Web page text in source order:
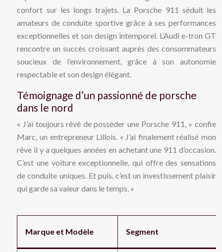
confort sur les longs trajets. La Porsche 911 séduit les
amateurs de conduite sportive grâce à ses performances
exceptionnelles et son design intemporel. L’Audi e-tron GT
rencontre un succès croissant auprès des consommateurs
soucieux de l’environnement, grâce à son autonomie
respectable et son design élégant.
Témoignage d’un passionné de porsche
dans le nord
« J’ai toujours rêvé de posséder une Porsche 911, » confie
Marc, un entrepreneur Lillois. « J’ai finalement réalisé mon
rêve il y a quelques années en achetant une 911 d’occasion.
C’est une voiture exceptionnelle, qui offre des sensations
de conduite uniques. Et puis, c’est un investissement plaisir
qui garde sa valeur dans le temps. »
Marque et Modèle Segment